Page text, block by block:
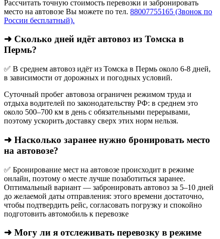
Рассчитать точную стоимость перевозки и забронировать
место на автовозе Вы можете по тел. 88007755165 (Звонок по
России бесплатный).
➜ Сколько дней идёт автовоз из Томска в
Пермь?
✅ В среднем автовоз идёт из Томска в Пермь около 6-8 дней,
в зависимости от дорожных и погодных условий.
Суточный пробег автовоза ограничен режимом труда и
отдыха водителей по законодательству РФ: в среднем это
около 500–700 км в день с обязательными перерывами,
поэтому ускорить доставку сверх этих норм нельзя.
➜ Насколько заранее нужно бронировать место
на автовозе?
✅ Бронирование мест на автовозе происходит в режиме
онлайн, поэтому о месте лучше позаботиться заранее.
Оптимальный вариант — забронировать автовоз за 5–10 дней
до желаемой даты отправления: этого времени достаточно,
чтобы подтвердить рейс, согласовать погрузку и спокойно
подготовить автомобиль к перевозке
➜ Могу ли я отслеживать перевозку в режиме